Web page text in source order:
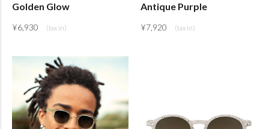
Golden Glow
¥6,930
Antique Purple
¥7,920